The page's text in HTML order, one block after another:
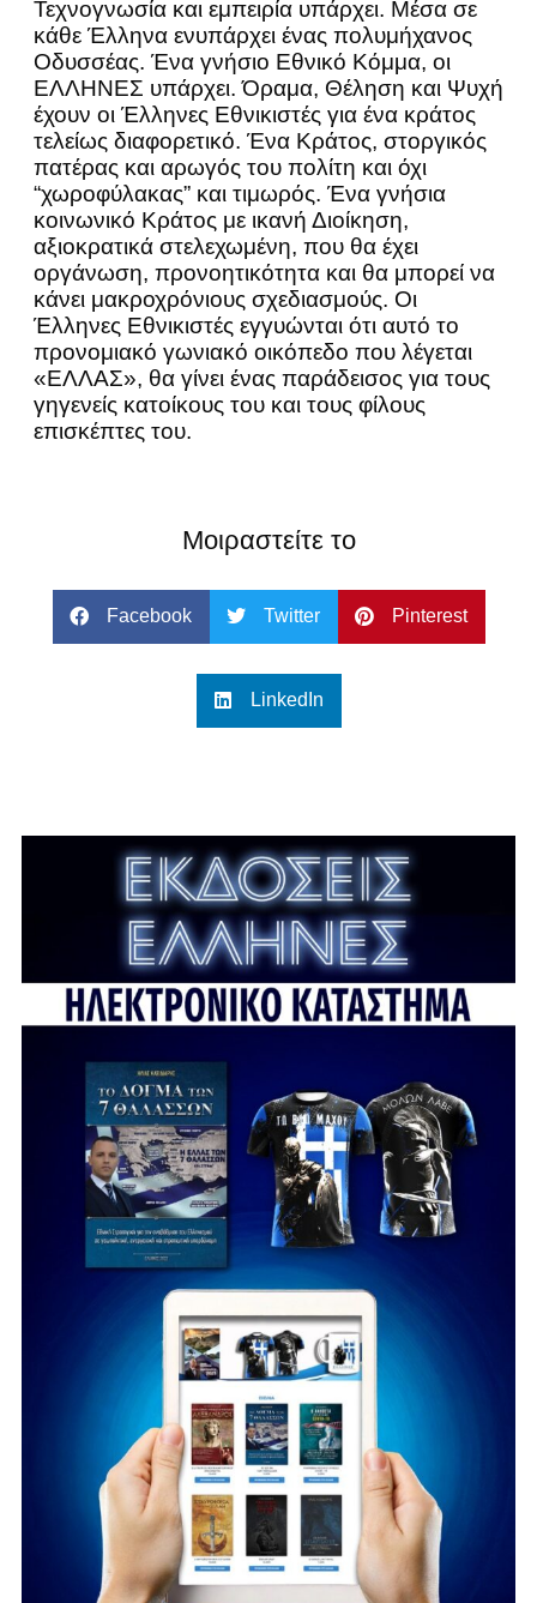
Τεχνογνωσία και εμπειρία υπάρχει. Μέσα σε
κάθε Έλληνα ενυπάρχει ένας πολυμήχανος
Οδυσσέας. Ένα γνήσιο Εθνικό Κόμμα, οι
ΕΛΛΗΝΕΣ υπάρχει. Όραμα, Θέληση και Ψυχή
έχουν οι Έλληνες Εθνικιστές για ένα κράτος
τελείως διαφορετικό. Ένα Κράτος, στοργικός
πατέρας και αρωγός του πολίτη και όχι
“χωροφύλακας” και τιμωρός. Ένα γνήσια
κοινωνικό Κράτος με ικανή Διοίκηση,
αξιοκρατικά στελεχωμένη, που θα έχει
οργάνωση, προνοητικότητα και θα μπορεί να
κάνει μακροχρόνιους σχεδιασμούς. Οι
Έλληνες Εθνικιστές εγγυώνται ότι αυτό το
προνομιακό γωνιακό οικόπεδο που λέγεται
«ΕΛΛΑΣ», θα γίνει ένας παράδεισος για τους
γηγενείς κατοίκους του και τους φίλους
επισκέπτες του.
Μοιραστείτε το
Facebook Twitter Pinterest
LinkedIn